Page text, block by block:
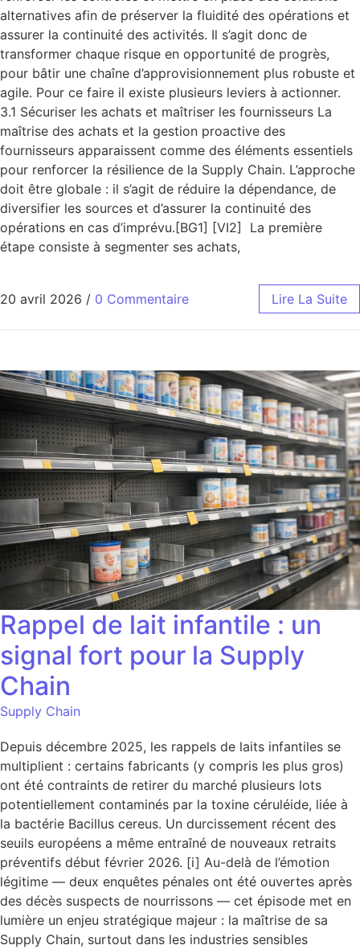
alternatives afin de préserver la fluidité des opérations et
assurer la continuité des activités. Il s’agit donc de
transformer chaque risque en opportunité de progrès,
pour bâtir une chaîne d’approvisionnement plus robuste et
agile. Pour ce faire il existe plusieurs leviers à actionner.
3.1 Sécuriser les achats et maîtriser les fournisseurs La
maîtrise des achats et la gestion proactive des
fournisseurs apparaissent comme des éléments essentiels
pour renforcer la résilience de la Supply Chain. L’approche
doit être globale : il s’agit de réduire la dépendance, de
diversifier les sources et d’assurer la continuité des
opérations en cas d’imprévu.[BG1] [VI2] La première
étape consiste à segmenter ses achats,
20 avril 2026 / 0 Commentaire Lire La Suite
Rappel de lait infantile : un
signal fort pour la Supply
Chain
Supply Chain
Depuis décembre 2025, les rappels de laits infantiles se
multiplient : certains fabricants (y compris les plus gros)
ont été contraints de retirer du marché plusieurs lots
potentiellement contaminés par la toxine céruléide, liée à
la bactérie Bacillus cereus. Un durcissement récent des
seuils européens a même entraîné de nouveaux retraits
préventifs début février 2026. [i] Au-delà de l’émotion
légitime — deux enquêtes pénales ont été ouvertes après
des décès suspects de nourrissons — cet épisode met en
lumière un enjeu stratégique majeur : la maîtrise de sa
Supply Chain, surtout dans les industries sensibles